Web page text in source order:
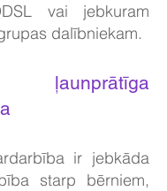
vai jebkuram
dalībniekam.
ļaunprātīga
ir jebkāda
starp bērniem,